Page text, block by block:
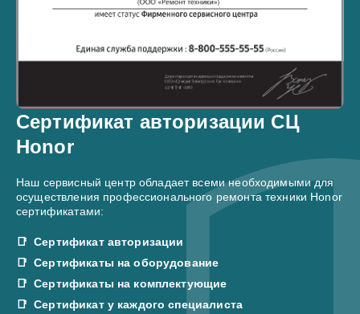
Сертификат авторизации СЦ
Honor
Наш сервисный центр обладает всеми необходимыми для
осуществления профессионального ремонта техники Honor
сертификатами:
Сертификат авторизации
Сертификаты на оборудование
Сертификаты на комплектующие
Сертификат у каждого специалиста